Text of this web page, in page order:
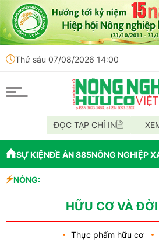
Thứ sáu 07/08/2026 14:00
ĐỌC TẠP CHÍ IN
SỰ KIỆNĐỀ ÁN 885NÔNG NGHIỆP
NÓNG:
Hải
Cảnh
HỮU CƠ VÀ
Thực phẩm hữu cơ